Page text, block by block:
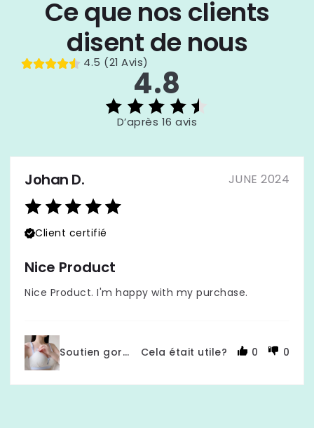
Ce que nos clients
disent de nous
4.5 (21 Avis)
4.8
D’après 16 avis
Johan D. JUNE 2024
Client certifié
Nice Product
Nice Product. I'm happy with my purchase.
Soutien gorge allaitement | Confort et
Cela était utile? 0 0